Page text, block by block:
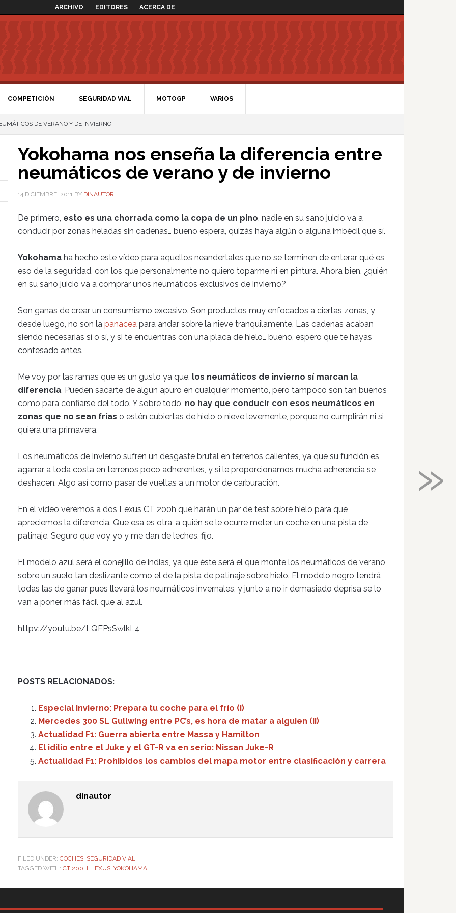
ARCHIVO EDITORES ACERCA DE
COMPETICIÓN SEGURIDAD VIAL MOTOGP VARIOS
DE VERANO Y DE INVIERNO
Yokohama nos enseña la diferencia entre
neumáticos de verano y de invierno
14 DICIEMBRE, 2011 BY DINAUTOR
De primero, esto es una chorrada como la copa de un pino, nadie en su sano juicio va a
conducir por zonas heladas sin cadenas… bueno espera, quizás haya algún o alguna imbécil que sí.
Yokohama ha hecho este vídeo para aquellos neandertales que no se terminen de enterar qué es
eso de la seguridad, con los que personalmente no quiero toparme ni en pintura. Ahora bien, ¿quién
en su sano juicio va a comprar unos neumáticos exclusivos de invierno?
Son ganas de crear un consumismo excesivo. Son productos muy enfocados a ciertas zonas, y
desde luego, no son la panacea para andar sobre la nieve tranquilamente. Las cadenas acaban
siendo necesarias sí o sí, y si te encuentras con una placa de hielo… bueno, espero que te hayas
confesado antes.
Me voy por las ramas que es un gusto ya que, los neumáticos de invierno sí marcan la
diferencia. Pueden sacarte de algún apuro en cualquier momento, pero tampoco son tan buenos
como para confiarse del todo. Y sobre todo, no hay que conducir con esos neumáticos en
zonas que no sean frías o estén cubiertas de hielo o nieve levemente, porque no cumplirán ni si
quiera una primavera.
Los neumáticos de invierno sufren un desgaste brutal en terrenos calientes, ya que su función es
agarrar a toda costa en terrenos poco adherentes, y si le proporcionamos mucha adherencia se
deshacen. Algo así como pasar de vueltas a un motor de carburación.
En el vídeo veremos a dos Lexus CT 200h que harán un par de test sobre hielo para que
apreciemos la diferencia. Que esa es otra, a quién se le ocurre meter un coche en una pista de
patinaje. Seguro que voy yo y me dan de leches, fijo.
El modelo azul será el conejillo de indias, ya que éste será el que monte los neumáticos de verano
sobre un suelo tan deslizante como el de la pista de patinaje sobre hielo. El modelo negro tendrá
todas las de ganar pues llevará los neumáticos invernales, y junto a no ir demasiado deprisa se lo
van a poner más fácil que al azul.
httpv://youtu.be/LQFPsSwlkL4
POSTS RELACIONADOS:
Especial Invierno: Prepara tu coche para el frío (I)
Mercedes 300 SL Gullwing entre PC’s, es hora de matar a alguien (II)
Actualidad F1: Guerra abierta entre Massa y Hamilton
El idilio entre el Juke y el GT-R va en serio: Nissan Juke-R
Actualidad F1: Prohibidos los cambios del mapa motor entre clasificación y carrera
dinautor
FILED UNDER: COCHES, SEGURIDAD VIAL
TAGGED WITH: CT 200H, LEXUS, YOKOHAMA
»